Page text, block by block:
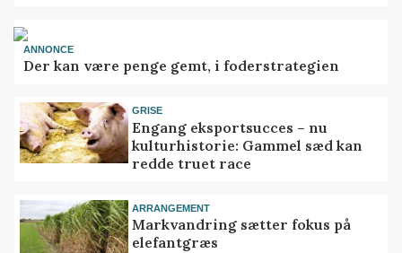
ANNONCE
Der kan være penge gemt, i foderstrategien
GRISE
Engang eksportsucces – nu
kulturhistorie: Gammel sæd kan
redde truet race
ARRANGEMENT
Markvandring sætter fokus på
elefantgræs